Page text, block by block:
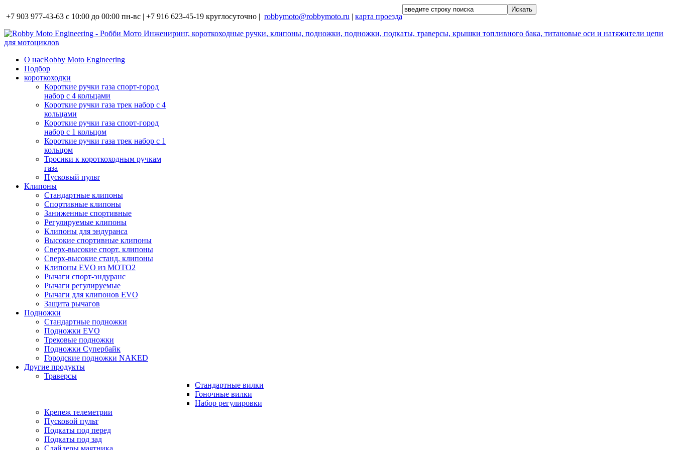
+7 903 977-43-63 с 10:00 до 00:00 пн-вс | +7 916 623-45-19 круглосуточно | robbymoto@robbymoto.ru | карта проезда
О насRobby Moto Engineering
Подбор
короткоходки
Короткие ручки газа спорт-город
набор с 4 кольцами
Короткие ручки газа трек набор с 4
кольцами
Короткие ручки газа спорт-город
набор с 1 кольцом
Короткие ручки газа трек набор с 1
кольцом
Тросики к короткоходным ручкам
газа
Пусковый пульт
Клипоны
Стандартные клипоны
Спортивные клипоны
Заниженные спортивные
Регулируемые клипоны
Клипоны для эндуранса
Высокие спортивные клипоны
Сверх-высокие спорт. клипоны
Сверх-высокие станд. клипоны
Клипоны EVO из MOTO2
Рычаги спорт-эндуранс
Рычаги регулируемые
Рычаги для клипонов EVO
Защита рычагов
Подножки
Стандартные подножки
Подножки EVO
Трековые подножки
Подножки Супербайк
Городские подножки NAKED
Другие продукты
Траверсы
Стандартные вилки
Гоночные вилки
Набор регулировки
Крепеж телеметрии
Пусковой пульт
Подкаты под перед
Подкаты под зад
Слайдеры маятника